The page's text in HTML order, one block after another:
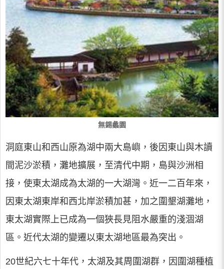
無錫蠡園
洞庭東山和西山原為湖中兩大島嶼，後因東山與木讀
間泥沙淤積，灘地擴展，至清代中期，島與沙洲相
接，使東太湖成為太湖的一大湖灣。近一二百年來，
因東太湖東岸和西北岸淤積加甚，加之圍墾湖灘地，
東太湖實際上已成為一個狹長見阻水嚴重的淺涸湖
區。近代太湖的變遷以東太湖地區最為突出。
20世紀六七十年代，太湖及其周圍湖群，因圍湖種植